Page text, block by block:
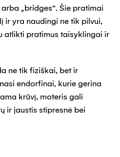
„bridges“. Šie pratimai
ir yra naudingi ne tik pilvui,
atlikti pratimus taisyklingai ir
ne tik fiziškai, bet ir
endorfinai, kurie gerina
krūvį, moteris gali
ir jaustis stipresnė bei